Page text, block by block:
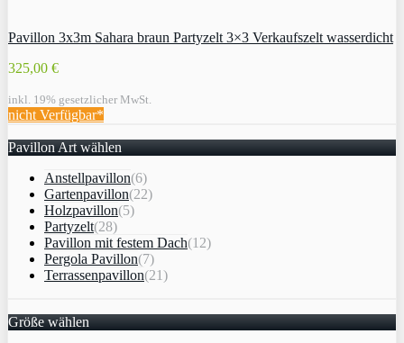
Pavillon 3x3m Sahara braun Partyzelt 3×3 Verkaufszelt wasserdicht
325,00 €
inkl. 19% gesetzlicher MwSt.
nicht Verfügbar*
Pavillon Art wählen
Anstellpavillon(6)
Gartenpavillon(22)
Holzpavillon(5)
Partyzelt(28)
Pavillon mit festem Dach(12)
Pergola Pavillon(7)
Terrassenpavillon(21)
Größe wählen